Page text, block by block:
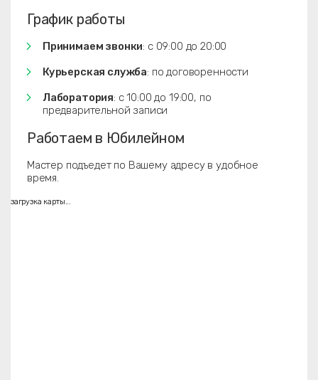
График работы
Принимаем звонки: с 09:00 до 20:00
Курьерская служба: по договоренности
Лаборатория: с 10:00 до 19:00, по
предварительной записи
Работаем в Юбилейном
Мастер подъедет по Вашему адресу в удобное
время.
загрузка карты...